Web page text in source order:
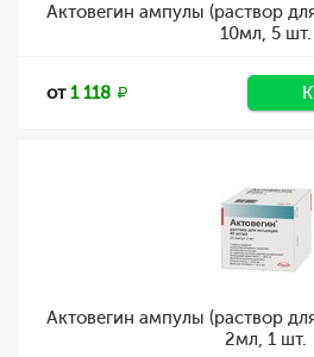
Актовегин ампулы (раствор
10мл, 5 шт.
от1 118
Актовегин ампулы (раствор
2мл, 1 шт.